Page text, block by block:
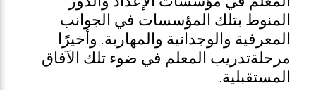
المنوط بتلك المؤسسات في الجوانب
المعرفية والوجدانية والمهارية. وأخيرًا
مرحلةتدريب المعلم في ضوء تلك الآفاق
المستقبلية.